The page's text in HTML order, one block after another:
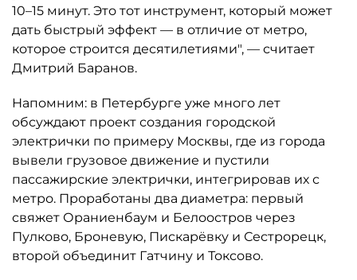
10–15 минут. Это тот инструмент, который может
дать быстрый эффект — в отличие от метро,
которое строится десятилетиями", — считает
Дмитрий Баранов.
Напомним: в Петербурге уже много лет
обсуждают проект создания городской
электрички по примеру Москвы, где из города
вывели грузовое движение и пустили
пассажирские электрички, интегрировав их с
метро. Проработаны два диаметра: первый
свяжет Ораниенбаум и Белоостров через
Пулково, Броневую, Пискарёвку и Сестрорецк,
второй объединит Гатчину и Токсово.